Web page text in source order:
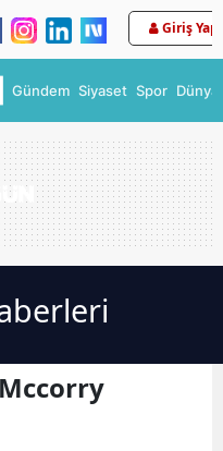
Giriş Yap
Gündem Siyaset Spor Dünya